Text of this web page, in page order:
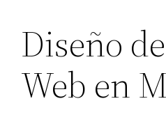
Diseño
Web en